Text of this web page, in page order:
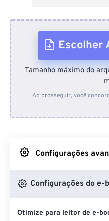
Escolher
Do
Do
Do
Da URL
Tamanho máximo do
Ao prosseguir, você
Configurações
Configurações do e-
Otimize para leitor de e-